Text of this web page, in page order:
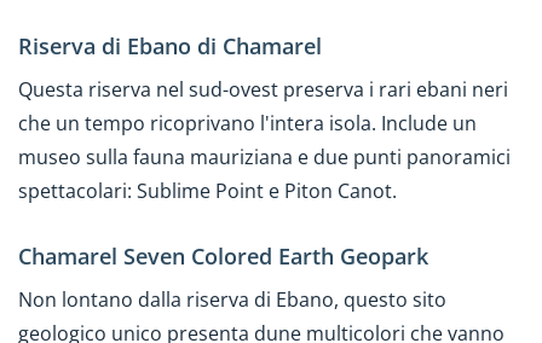
Riserva di Ebano di Chamarel
Questa riserva nel sud-ovest preserva i rari ebani neri
che un tempo ricoprivano l'intera isola. Include un
museo sulla fauna mauriziana e due punti panoramici
spettacolari: Sublime Point e Piton Canot.
Chamarel Seven Colored Earth Geopark
Non lontano dalla riserva di Ebano, questo sito
geologico unico presenta dune multicolori che vanno